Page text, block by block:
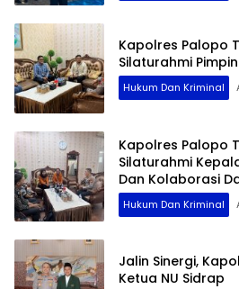
Kapolres Palopo
Silaturahmi
Hukum Dan Kriminal
Kapolres Palopo
Silaturahmi
Dan Kolaborasi
Hukum Dan Kriminal
Jalin Sinergi,
Ketua NU Sidrap